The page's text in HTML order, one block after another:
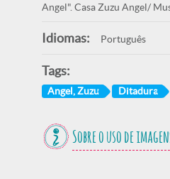
Angel". Casa Zuzu Angel/
Idiomas: Português
Tags:
Angel, Zuzu Ditadura
Sobre o uso de